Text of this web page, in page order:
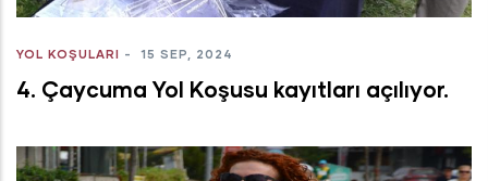
YOL KOŞULARI - 15 SEP, 2024
4. Çaycuma Yol Koşusu kayıtları açılıyor.